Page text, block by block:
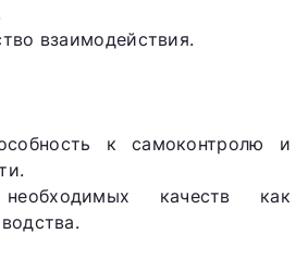
взаимодействия.
к самоконтролю и
качеств как